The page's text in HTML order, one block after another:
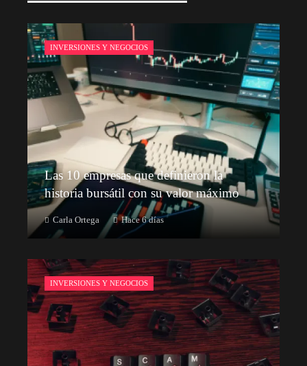
INVERSIONES Y NEGOCIOS
Las 10 empresas que definieron la
historia bursátil con su valor máximo
Carla Ortega Hace 6 días
INVERSIONES Y NEGOCIOS